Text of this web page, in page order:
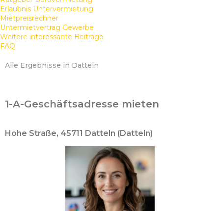
Erlaubnis Untervermietung
Mietpreisrechner
Untermietvertrag Gewerbe
Weitere interessante Beiträge
FAQ
Alle Ergebnisse in Datteln
1-A-Geschäftsadresse mieten
Hohe Straße, 45711 Datteln (Datteln)